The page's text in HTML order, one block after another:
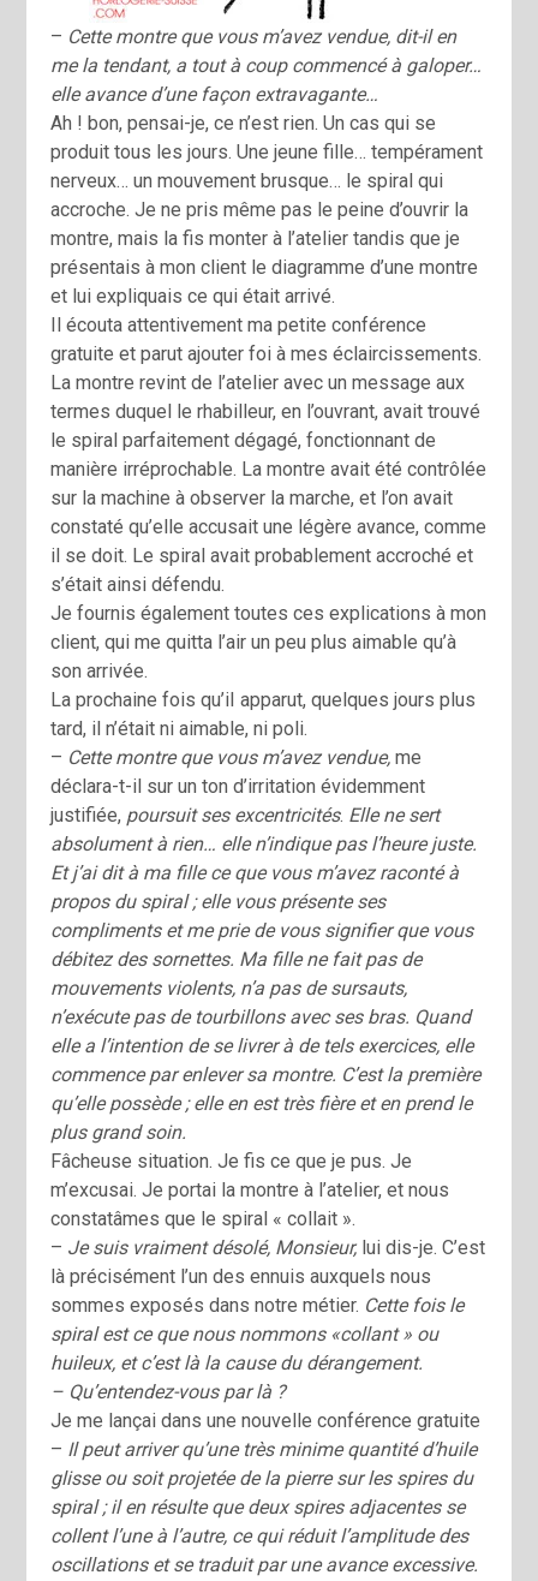
– Cette montre que vous m’avez vendue, dit-il en
me la tendant, a tout à coup commencé à galoper…
elle avance d’une façon extravagante…
Ah ! bon, pensai-je, ce n’est rien. Un cas qui se
produit tous les jours. Une jeune fille… tempérament
nerveux… un mouvement brusque… le spiral qui
accroche. Je ne pris même pas le peine d’ouvrir la
montre, mais la fis monter à l’atelier tandis que je
présentais à mon client le diagramme d’une montre
et lui expliquais ce qui était arrivé.
Il écouta attentivement ma petite conférence
gratuite et parut ajouter foi à mes éclaircissements.
La montre revint de l’atelier avec un message aux
termes duquel le rhabilleur, en l’ouvrant, avait trouvé
le spiral parfaitement dégagé, fonctionnant de
manière irréprochable. La montre avait été contrôlée
sur la machine à observer la marche, et l’on avait
constaté qu’elle accusait une légère avance, comme
il se doit. Le spiral avait probablement accroché et
s’était ainsi défendu.
Je fournis également toutes ces explications à mon
client, qui me quitta l’air un peu plus aimable qu’à
son arrivée.
La prochaine fois qu’iI apparut, quelques jours plus
tard, il n’était ni aimable, ni poli.
– Cette montre que vous m’avez vendue, me
déclara-t-il sur un ton d’irritation évidemment
justifiée, poursuit ses excentricités. Elle ne sert
absolument à rien… elle n’indique pas l’heure juste.
Et j’ai dit à ma fille ce que vous m’avez raconté à
propos du spiral ; elle vous présente ses
compliments et me prie de vous signifier que vous
débitez des sornettes. Ma fille ne fait pas de
mouvements violents, n’a pas de sursauts,
n’exécute pas de tourbillons avec ses bras. Quand
elle a l’intention de se livrer à de tels exercices, elle
commence par enlever sa montre. C’est la première
qu’elle possède ; elle en est très fière et en prend le
plus grand soin.
Fâcheuse situation. Je fis ce que je pus. Je
m’excusai. Je portai la montre à l’atelier, et nous
constatâmes que le spiral « collait ».
– Je suis vraiment désolé, Monsieur,lui dis-je. C’est
là précisément l’un des ennuis auxquels nous
sommes exposés dans notre métier. Cette fois le
spiral est ce que nous nommons «collant » ou
huileux, et c’est là la cause du dérangement.
– Qu’entendez-vous par là ?
Je me lançai dans une nouvelle conférence gratuite
– Il peut arriver qu’une très minime quantité d’huile
glisse ou soit projetée de la pierre sur les spires du
spiral ; il en résulte que deux spires adjacentes se
collent l’une à l’autre, ce qui réduit l’amplitude des
oscillations et se traduit par une avance excessive.